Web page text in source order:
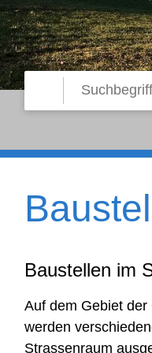
Suchbegriff
Suche starten
Baustellen im
Auf dem Gebiet
werden
Strassenraum